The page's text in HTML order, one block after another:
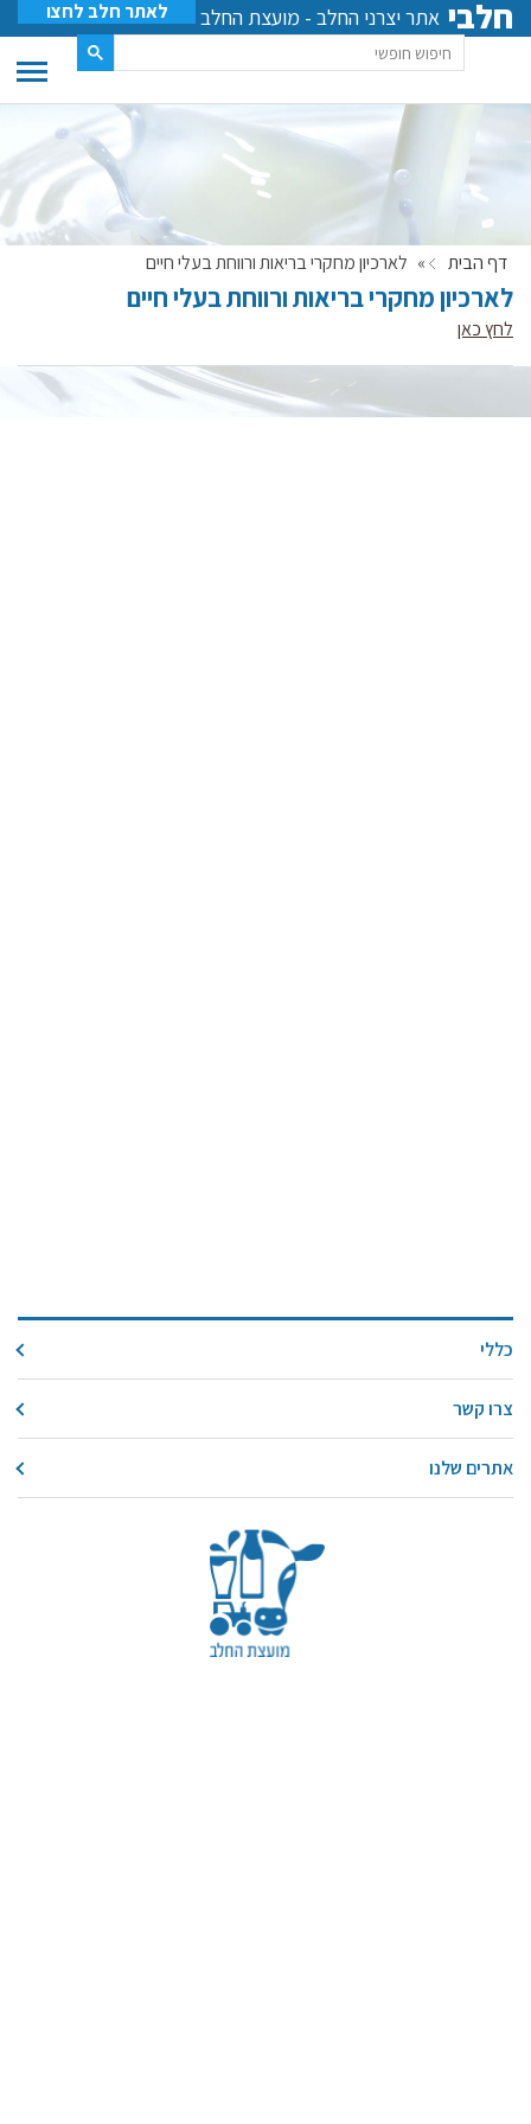
חלבי אתר יצרני החלב - מועצת החלב לאתר חלב לחצו
דף הבית » לארכיון מחקרי בריאות ורווחת בעלי חיים
לארכיון מחקרי בריאות ורווחת בעלי חיים
לחץ כאן
כללי
צרו קשר
אתרים שלנו